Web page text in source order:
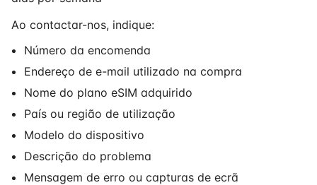
Ao contactar-nos, indique:
Número da encomenda
Endereço de e-mail utilizado na compra
Nome do plano eSIM adquirido
País ou região de utilização
Modelo do dispositivo
Descrição do problema
Mensagem de erro ou capturas de ecrã